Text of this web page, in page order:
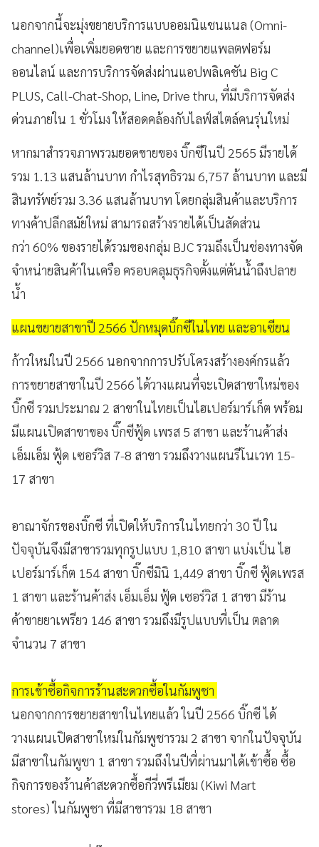
นอกจากนี้จะมุ่งขยายบริการแบบออมนิแชนแนล (Omni-
channel)เพื่อเพิ่มยอดขาย และการขยายแพลตฟอร์ม
ออนไลน์ และการบริการจัดส่งผ่านแอปพลิเคชัน Big C
PLUS, Call-Chat-Shop, Line, Drive thru, ที่มีบริการจัดส่ง
ด่วนภายใน 1 ชั่วโมง ให้สอดคล้องกับไลฟ์สไตล์คนรุ่นใหม่
หากมาสำรวจภาพรวมยอดขายของ บิ๊กซีในปี 2565 มีรายได้
รวม 1.13 แสนล้านบาท กำไรสุทธิรวม 6,757 ล้านบาท และมี
สินทรัพย์รวม 3.36 แสนล้านบาท โดยกลุ่มสินค้าและบริการ
ทางค้าปลีกสมัยใหม่ สามารถสร้างรายได้เป็นสัดส่วน
กว่า 60% ของรายได้รวมของกลุ่ม BJC รวมถึงเป็นช่องทางจัด
จำหน่ายสินค้าในเครือ ครอบคลุมธุรกิจตั้งแต่ต้นน้ำถึงปลาย
น้ำ
แผนขยายสาขาปี 2566 ปักหมุดบิ๊กซีในไทย และอาเซียน
ก้าวใหม่ในปี 2566 นอกจากการปรับโครงสร้างองค์กรแล้ว
การขยายสาขาในปี 2566 ได้วางแผนที่จะเปิดสาขาใหม่ของ
บิ๊กซี รวมประมาณ 2 สาขาในไทยเป็นไฮเปอร์มาร์เก็ต พร้อม
มีแผนเปิดสาขาของ บิ๊กซีฟู้ด เพรส 5 สาขา และร้านค้าส่ง
เอ็มเอ็ม ฟู้ด เซอร์วิส 7-8 สาขา รวมถึงวางแผนรีโนเวท 15-
17 สาขา
อาณาจักรของบิ๊กซี ที่เปิดให้บริการในไทยกว่า 30 ปี ใน
ปัจจุบันจึงมีสาขารวมทุกรูปแบบ 1,810 สาขา แบ่งเป็น ไฮ
เปอร์มาร์เก็ต 154 สาขา บิ๊กซีมินิ 1,449 สาขา บิ๊กซี ฟู้ดเพรส
1 สาขา และร้านค้าส่ง เอ็มเอ็ม ฟู้ด เซอร์วิส 1 สาขา มีร้าน
ค้าขายยาเพรียว 146 สาขา รวมถึงมีรูปแบบที่เป็น ตลาด
จำนวน 7 สาขา
การเข้าซื้อกิจการร้านสะดวกซื้อในกัมพูชา
นอกจากการขยายสาขาในไทยแล้ว ในปี 2566 บิ๊กซี ได้
วางแผนเปิดสาขาใหม่ในกัมพูชารวม 2 สาขา จากในปัจจุบัน
มีสาขาในกัมพูชา 1 สาขา รวมถึงในปีที่ผ่านมาได้เข้าซื้อ ซื้อ
กิจการของร้านค้าสะดวกซื้อกีวี่พรีเมียม (Kiwi Mart
stores) ในกัมพูชา ที่มีสาขารวม 18 สาขา